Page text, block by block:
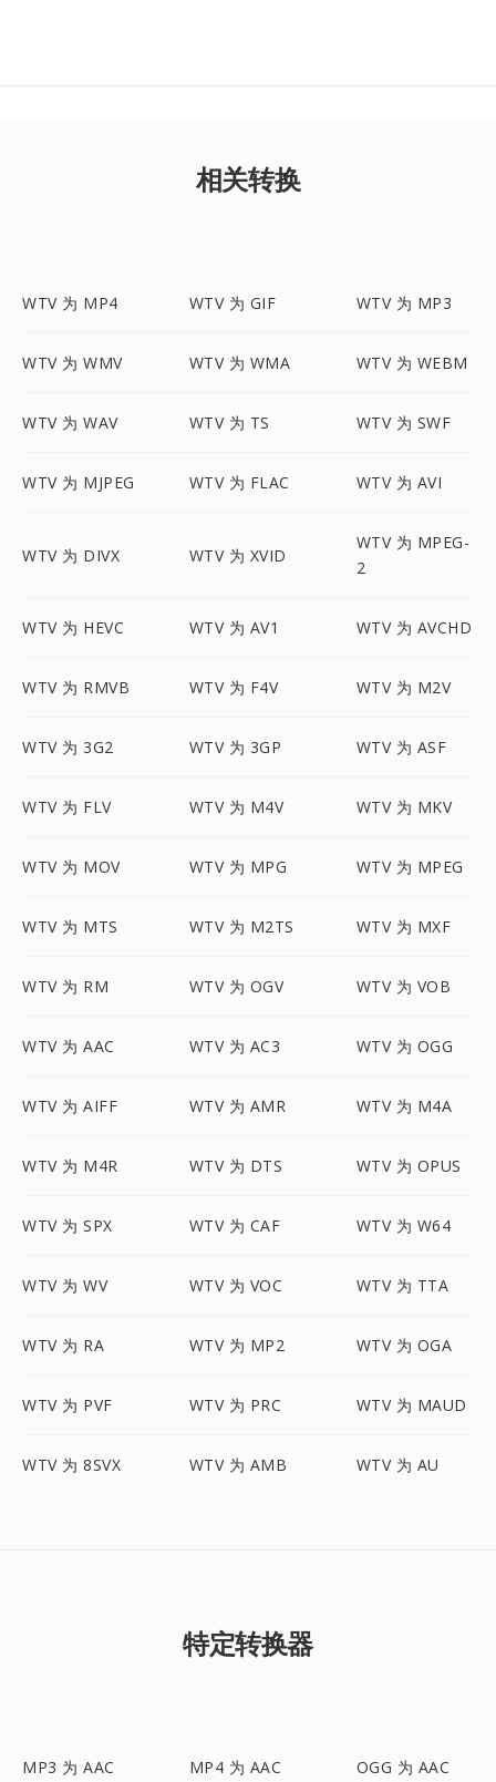
相关转换
WTV 为 MP4 WTV 为 GIF WTV 为 MP3
WTV 为 WMV WTV 为 WMA WTV 为 WEBM
WTV 为 WAV WTV 为 TS WTV 为 SWF
WTV 为 MJPEG WTV 为 FLAC WTV 为 AVI
WTV 为 DIVX WTV 为 XVID
WTV 为 MPEG-
2
WTV 为 HEVC WTV 为 AV1 WTV 为 AVCHD
WTV 为 RMVB WTV 为 F4V WTV 为 M2V
WTV 为 3G2 WTV 为 3GP WTV 为 ASF
WTV 为 FLV WTV 为 M4V WTV 为 MKV
WTV 为 MOV WTV 为 MPG WTV 为 MPEG
WTV 为 MTS WTV 为 M2TS WTV 为 MXF
WTV 为 RM WTV 为 OGV WTV 为 VOB
WTV 为 AAC WTV 为 AC3 WTV 为 OGG
WTV 为 AIFF WTV 为 AMR WTV 为 M4A
WTV 为 M4R WTV 为 DTS WTV 为 OPUS
WTV 为 SPX WTV 为 CAF WTV 为 W64
WTV 为 WV WTV 为 VOC WTV 为 TTA
WTV 为 RA WTV 为 MP2 WTV 为 OGA
WTV 为 PVF WTV 为 PRC WTV 为 MAUD
WTV 为 8SVX WTV 为 AMB WTV 为 AU
特定转换器
MP3 为 AAC MP4 为 AAC OGG 为 AAC